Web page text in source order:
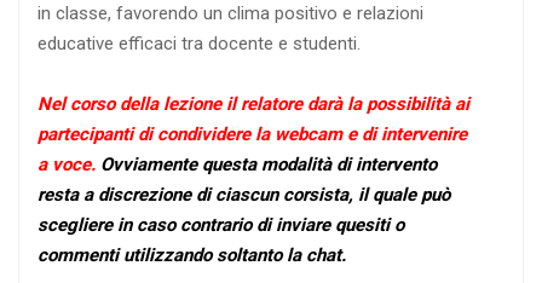
in classe, favorendo un clima positivo e relazioni
educative efficaci tra docente e studenti.
Nel corso della lezione il relatore darà la possibilità ai
partecipanti di condividere la webcam e di intervenire
a voce. Ovviamente questa modalità di intervento
resta a discrezione di ciascun corsista, il quale può
scegliere in caso contrario di inviare quesiti o
commenti utilizzando soltanto la chat.